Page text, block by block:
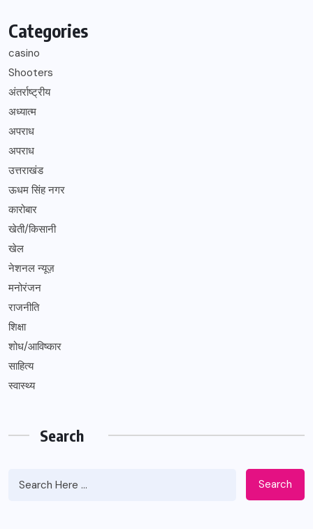
Categories
casino
Shooters
अंतर्राष्ट्रीय
अध्यात्म
अपराध
अपराध
उत्तराखंड
ऊधम सिंह नगर
कारोबार
खेती/किसानी
खेल
नेशनल न्यूज़
मनोरंजन
राजनीति
शिक्षा
शोध/आविष्कार
साहित्य
स्वास्थ्य
Search
Search